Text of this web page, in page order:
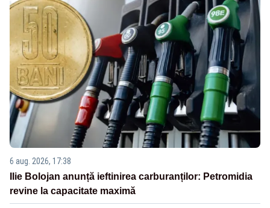
6 aug. 2026, 17:38
Ilie Bolojan anunță ieftinirea carburanților: Petromidia
revine la capacitate maximă